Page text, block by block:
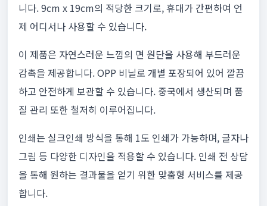
니다. 9cm x 19cm의 적당한 크기로, 휴대가 간편하여 언
제 어디서나 사용할 수 있습니다.
이 제품은 자연스러운 느낌의 면 원단을 사용해 부드러운
감촉을 제공합니다. OPP 비닐로 개별 포장되어 있어 깔끔
하고 안전하게 보관할 수 있습니다. 중국에서 생산되며 품
질 관리 또한 철저히 이루어집니다.
인쇄는 실크인쇄 방식을 통해 1도 인쇄가 가능하며, 글자나
그림 등 다양한 디자인을 적용할 수 있습니다. 인쇄 전 상담
을 통해 원하는 결과물을 얻기 위한 맞춤형 서비스를 제공
합니다.